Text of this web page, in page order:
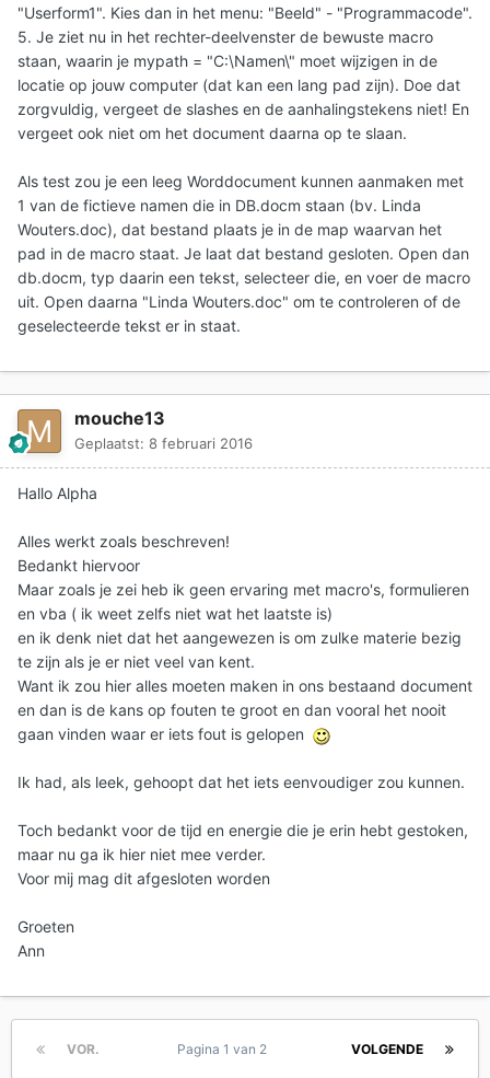
"Userform1". Kies dan in het menu: "Beeld" - "Programmacode".
5. Je ziet nu in het rechter-deelvenster de bewuste macro
staan, waarin je mypath = "C:\Namen\" moet wijzigen in de
locatie op jouw computer (dat kan een lang pad zijn). Doe dat
zorgvuldig, vergeet de slashes en de aanhalingstekens niet! En
vergeet ook niet om het document daarna op te slaan.
Als test zou je een leeg Worddocument kunnen aanmaken met
1 van de fictieve namen die in DB.docm staan (bv. Linda
Wouters.doc), dat bestand plaats je in de map waarvan het
pad in de macro staat. Je laat dat bestand gesloten. Open dan
db.docm, typ daarin een tekst, selecteer die, en voer de macro
uit. Open daarna "Linda Wouters.doc" om te controleren of de
geselecteerde tekst er in staat.
mouche13
Geplaatst: 8 februari 2016
Hallo Alpha
Alles werkt zoals beschreven!
Bedankt hiervoor
Maar zoals je zei heb ik geen ervaring met macro's, formulieren
en vba ( ik weet zelfs niet wat het laatste is)
en ik denk niet dat het aangewezen is om zulke materie bezig
te zijn als je er niet veel van kent.
Want ik zou hier alles moeten maken in ons bestaand document
en dan is de kans op fouten te groot en dan vooral het nooit
gaan vinden waar er iets fout is gelopen
Ik had, als leek, gehoopt dat het iets eenvoudiger zou kunnen.
Toch bedankt voor de tijd en energie die je erin hebt gestoken,
maar nu ga ik hier niet mee verder.
Voor mij mag dit afgesloten worden
Groeten
Ann
VOR. VOLGENDE
Pagina 1 van 2